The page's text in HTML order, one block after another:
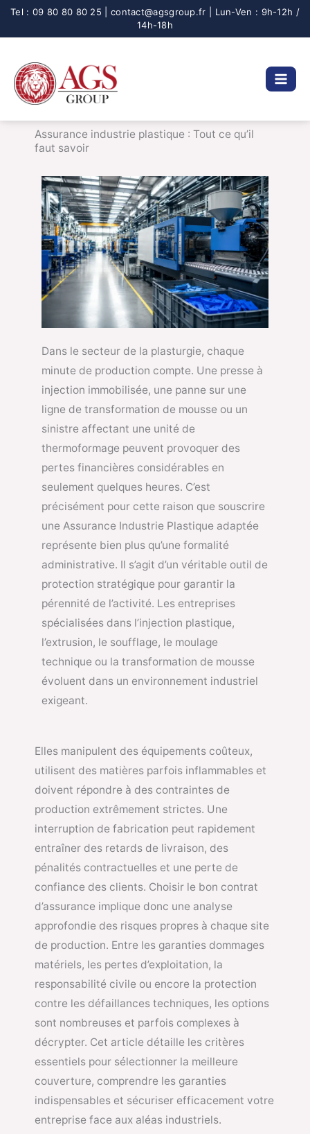
Aller
Assurance industrie plastique : Tout ce qu’il
faut savoir
Dans le secteur de la plasturgie, chaque
minute de production compte. Une presse à
injection immobilisée, une panne sur une
ligne de transformation de mousse ou un
sinistre affectant une unité de
thermoformage peuvent provoquer des
pertes financières considérables en
seulement quelques heures. C’est
précisément pour cette raison que souscrire
une Assurance Industrie Plastique adaptée
représente bien plus qu’une formalité
administrative. Il s’agit d’un véritable outil de
protection stratégique pour garantir la
pérennité de l’activité. Les entreprises
spécialisées dans l’injection plastique,
l’extrusion, le soufflage, le moulage
technique ou la transformation de mousse
évoluent dans un environnement industriel
exigeant.
Elles manipulent des équipements coûteux,
utilisent des matières parfois inflammables et
doivent répondre à des contraintes de
production extrêmement strictes. Une
interruption de fabrication peut rapidement
entraîner des retards de livraison, des
pénalités contractuelles et une perte de
confiance des clients. Choisir le bon contrat
d’assurance implique donc une analyse
approfondie des risques propres à chaque site
de production. Entre les garanties dommages
matériels, les pertes d’exploitation, la
responsabilité civile ou encore la protection
contre les défaillances techniques, les options
sont nombreuses et parfois complexes à
décrypter. Cet article détaille les critères
essentiels pour sélectionner la meilleure
couverture, comprendre les garanties
indispensables et sécuriser efficacement votre
entreprise face aux aléas industriels.